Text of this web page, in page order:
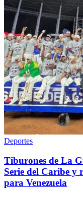
Deportes
Tiburones de La
Serie del Caribe y
para Venezuela